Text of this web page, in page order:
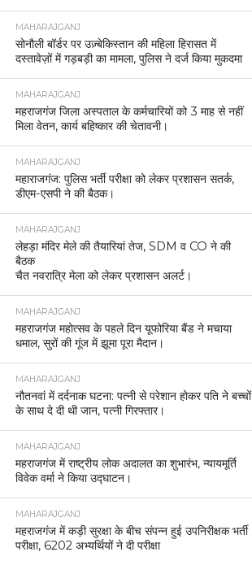
MAHARAJGANJ
सोनौली बॉर्डर पर उज़्बेकिस्तान की महिला हिरासत में
दस्तावेज़ों में गड़बड़ी का मामला, पुलिस ने दर्ज किया मुकदमा
MAHARAJGANJ
महराजगंज जिला अस्पताल के कर्मचारियों को 3 माह से नहीं
मिला वेतन, कार्य बहिष्कार की चेतावनी।
MAHARAJGANJ
महाराजगंज: पुलिस भर्ती परीक्षा को लेकर प्रशासन सतर्क,
डीएम-एसपी ने की बैठक।
MAHARAJGANJ
लेहड़ा मंदिर मेले की तैयारियां तेज, SDM व CO ने की
बैठक
चैत नवरात्रि मेला को लेकर प्रशासन अलर्ट।
MAHARAJGANJ
महराजगंज महोत्सव के पहले दिन यूफोरिया बैंड ने मचाया
धमाल, सुरों की गूंज में झूमा पूरा मैदान।
MAHARAJGANJ
नौतनवां में दर्दनाक घटना: पत्नी से परेशान होकर पति ने बच्चों
के साथ दे दी थी जान, पत्नी गिरफ्तार।
MAHARAJGANJ
महराजगंज में राष्ट्रीय लोक अदालत का शुभारंभ, न्यायमूर्ति
विवेक वर्मा ने किया उद्घाटन।
MAHARAJGANJ
महराजगंज में कड़ी सुरक्षा के बीच संपन्न हुई उपनिरीक्षक भर्ती
परीक्षा, 6202 अभ्यर्थियों ने दी परीक्षा